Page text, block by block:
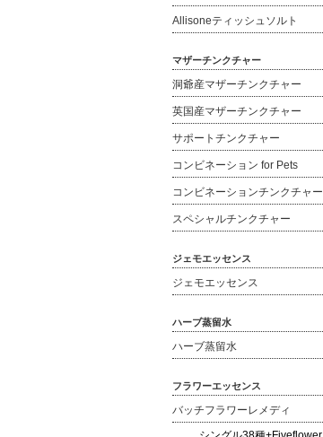
Allisoneティッシュソルト
マザーチンクチャー
洞爺産マザーチンクチャー
英国産マザーチンクチャー
サポートチンクチャー
コンビネーション for Pets
コンビネーションチンクチャー
スペシャルチンクチャー
ジェモエッセンス
ジェモエッセンス
ハーブ蒸留水
ハーブ蒸留水
フラワーエッセンス
バッチフラワーレメディ